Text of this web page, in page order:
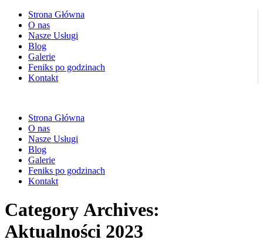
Strona Główna
O nas
Nasze Usługi
Blog
Galerie
Feniks po godzinach
Kontakt
Strona Główna
O nas
Nasze Usługi
Blog
Galerie
Feniks po godzinach
Kontakt
Category Archives:
Aktualności 2023